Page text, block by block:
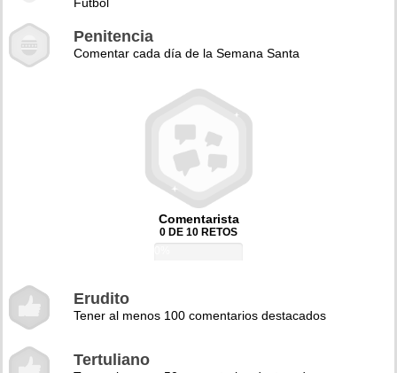
Penitencia
Comentar cada día de la Semana Santa
Comentarista
0 DE 10 RETOS
Erudito
Tener al menos 100 comentarios destacados
Tertuliano